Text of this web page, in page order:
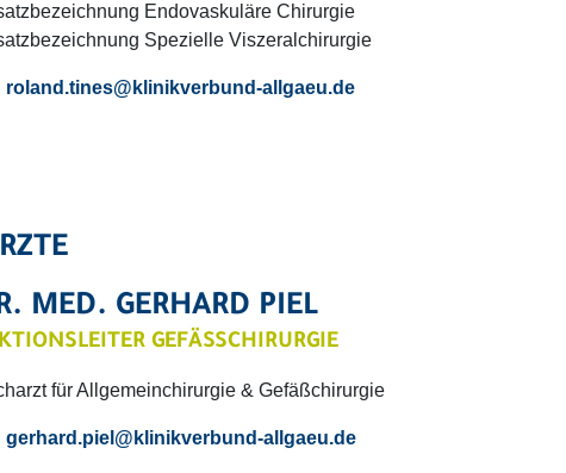
Endovaskuläre Chirurgie
Spezielle Viszeralchirurgie
roland.tines@klinikverbund-allgaeu.de
MED. GERHARD PIEL
GEFÄSSCHIRURGIE
für Allgemeinchirurgie & Gefäßchirurgie
gerhard.piel @klinikverbund-allgaeu.de